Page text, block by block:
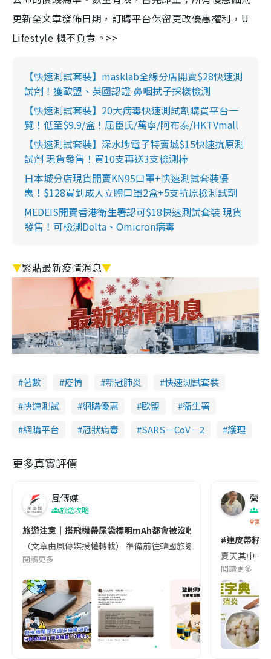
更新至文章發佈日期，訂購平台保留更改優惠權利，U
Lifestyle 概不負責。>>
【快速測試套裝】masklab全線分店開賣$28快速測
試劑！獲歐盟、英國認證 鼻咽拭子採樣檢測
【快速測試套裝】20大病毒快速測試劑購買平台一
覽！低至$9.9/盒！屈臣氏/萬寧/阿布泰/HKTVmall
【快速測試套裝】深水埗電子特賣城$15快速抗原測
試劑 現貨發售！買10支再送3支檢測棒
日本城分店現貨開賣KN95口罩+快速測試套裝優
惠！$128買到成人立體口罩2盒+5支抗原檢測試劑
MEDEIS開賣香港衛生署認可$18快速測試套裝 現貨
發售！可檢測Delta、Omicron病毒
▼緊貼最新疫情消息▼
著數 疫情 新冠肺炎
快速測試套裝
快速測試
網購優惠 歐盟
衞生署
網購平台
冠狀病毒 SARS－CoV－2 護理
更多真實評價
風傳媒
旅遊攻略
旅遊注意｜搭飛機帶尿袋標明mAh都會被沒收😱出發前切記檢查
（文章由風傳媒授權轉載） 準備前往韓國旅遊的民眾，近期要
閱讀更多
營養
香港
#連皮帶籽
夏天其中一
閱讀更多